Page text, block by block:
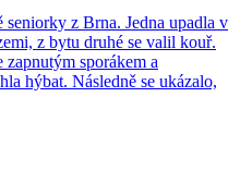
z Brna. Jedna upadla v
z bytu druhé se valil kouř.
zapnutým sporákem a
hýbat. Následně se ukázalo,